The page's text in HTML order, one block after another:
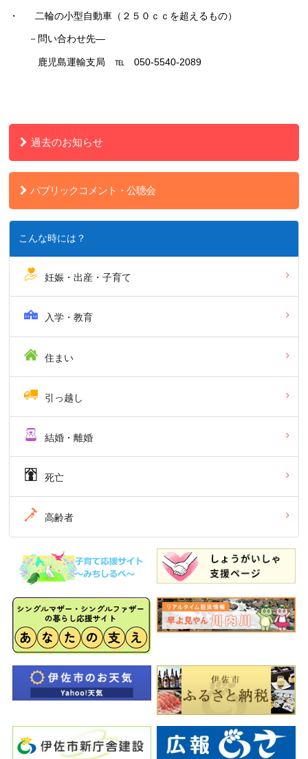
・ 二輪の小型自動車（２５０ｃｃを超えるもの）
－問い合わせ先―
鹿児島運輸支局 ℡050-5540-2089
過去のお知らせ
パブリックコメント・公聴会
こんな時には？
妊娠・出産・子育て
入学・教育
住まい
引っ越し
結婚・離婚
死亡
高齢者